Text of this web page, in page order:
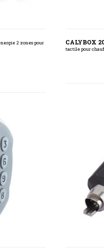
2 zones pour
CALYBOX
tactile pour